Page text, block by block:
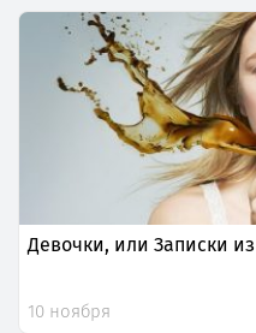
Девочки, или Записки
10 ноября